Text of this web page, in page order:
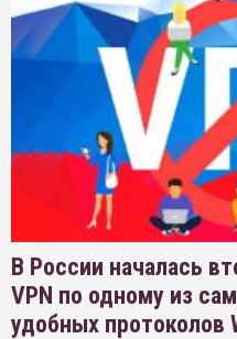
В России началась
VPN по одному из
удобных протоколов